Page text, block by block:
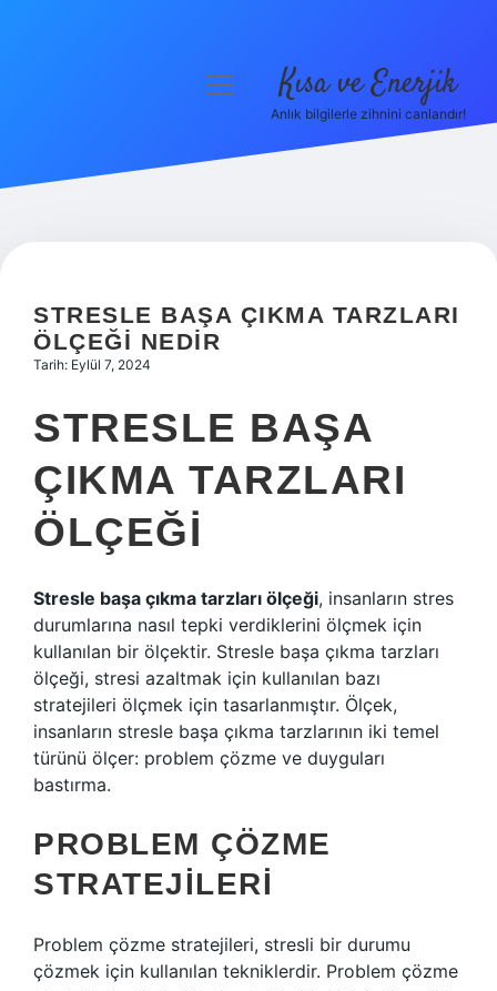
Hakkımızda
menüyü
Kısa ve Enerjik
Anlık bilgilerle zihnini canlandır!
STRESLE BAŞA ÇIKMA TARZLARI
ÖLÇEĞI NEDIR
Tarih: Eylül 7, 2024
STRESLE BAŞA
ÇIKMA TARZLARI
ÖLÇEĞI
Stresle başa çıkma tarzları ölçeği, insanların stres
durumlarına nasıl tepki verdiklerini ölçmek için
kullanılan bir ölçektir. Stresle başa çıkma tarzları
ölçeği, stresi azaltmak için kullanılan bazı
stratejileri ölçmek için tasarlanmıştır. Ölçek,
insanların stresle başa çıkma tarzlarının iki temel
türünü ölçer: problem çözme ve duyguları
bastırma.
PROBLEM ÇÖZME
STRATEJILERI
Problem çözme stratejileri, stresli bir durumu
çözmek için kullanılan tekniklerdir. Problem çözme